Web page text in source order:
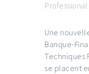
Une
Banque-
Techniques
se placent